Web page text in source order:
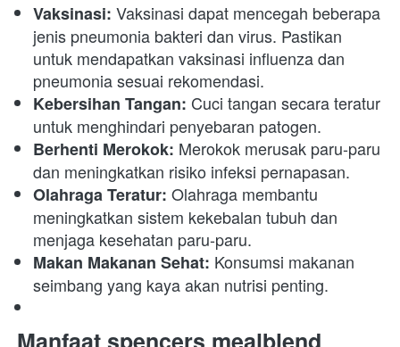
Vaksinasi: Vaksinasi dapat mencegah beberapa
jenis pneumonia bakteri dan virus. Pastikan
untuk mendapatkan vaksinasi influenza dan
pneumonia sesuai rekomendasi.
Kebersihan Tangan: Cuci tangan secara teratur
untuk menghindari penyebaran patogen.
Berhenti Merokok: Merokok merusak paru-paru
dan meningkatkan risiko infeksi pernapasan.
Olahraga Teratur: Olahraga membantu
meningkatkan sistem kekebalan tubuh dan
menjaga kesehatan paru-paru.
Makan Makanan Sehat: Konsumsi makanan
seimbang yang kaya akan nutrisi penting.